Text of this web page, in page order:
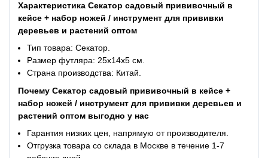
Характеристика Cекатор садовый прививочный в
кейсе + набор ножей / инструмент для прививки
деревьев и растений оптом
Тип товара: Секатор.
Размер футляра: 25х14х5 см.
Страна производства: Китай.
Почему Cекатор садовый прививочный в кейсе +
набор ножей / инструмент для прививки деревьев и
растений оптом выгодно у нас
Гарантия низких цен, напрямую от производителя.
Отгрузка товара со склада в Москве в течение 1-7